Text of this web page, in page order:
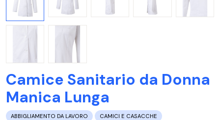
Camice Sanitario da Donna
Manica Lunga
ABBIGLIAMENTO DA LAVORO CAMICI E CASACCHE